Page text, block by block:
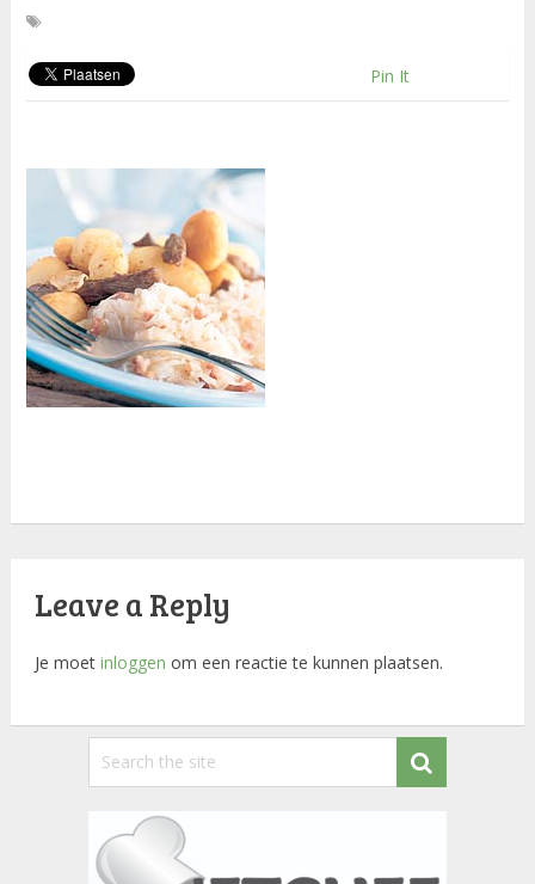
Pin It
Leave a Reply
Je moet inloggen om een reactie te kunnen plaatsen.